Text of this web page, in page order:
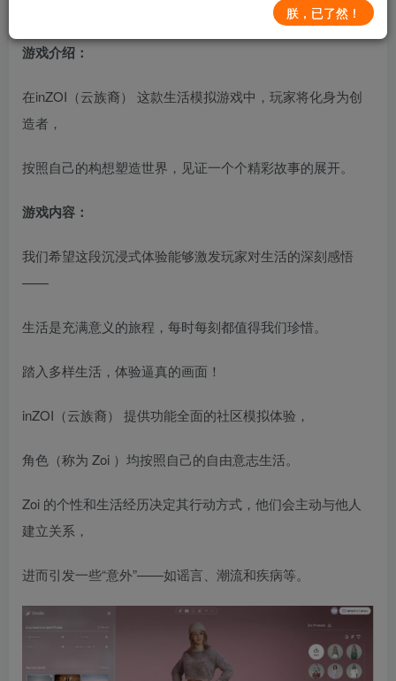
游戏介绍：
在inZOI（云族裔） 这款生活模拟游戏中，玩家将化身为创
造者，
按照自己的构想塑造世界，见证一个个精彩故事的展开。
游戏内容：
我们希望这段沉浸式体验能够激发玩家对生活的深刻感悟
——
生活是充满意义的旅程，每时每刻都值得我们珍惜。
踏入多样生活，体验逼真的画面！
inZOI（云族裔） 提供功能全面的社区模拟体验，
角色（称为 Zoi ）均按照自己的自由意志生活。
Zoi 的个性和生活经历决定其行动方式，他们会主动与他人
建立关系，
进而引发一些“意外”——如谣言、潮流和疾病等。
朕，已了然！